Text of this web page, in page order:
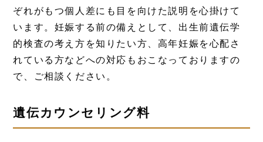
ぞれがもつ個人差にも目を向けた説明を心掛けて
います。妊娠する前の備えとして、出生前遺伝学
的検査の考え方を知りたい方、高年妊娠を心配さ
れている方などへの対応もおこなっておりますの
で、ご相談ください。
遺伝カウンセリング料